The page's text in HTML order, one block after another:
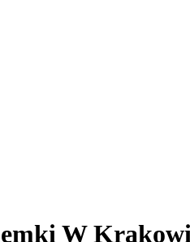
W